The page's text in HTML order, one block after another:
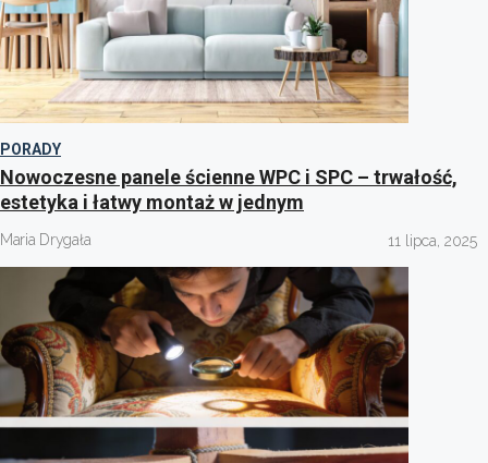
PORADY
Nowoczesne panele ścienne WPC i SPC – trwałość,
estetyka i łatwy montaż w jednym
Maria Drygała 11 lipca, 2025